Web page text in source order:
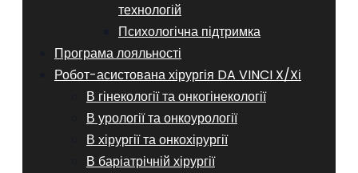
технологій
​​Психологічна підтримка
Програма лояльності
Робот-асистована хірургія DA VINCI X/Xі
В гінекології та онкогінекології
В урології та онкоурології
В хірургії та онкохірургії
В баріатрічній хірургії